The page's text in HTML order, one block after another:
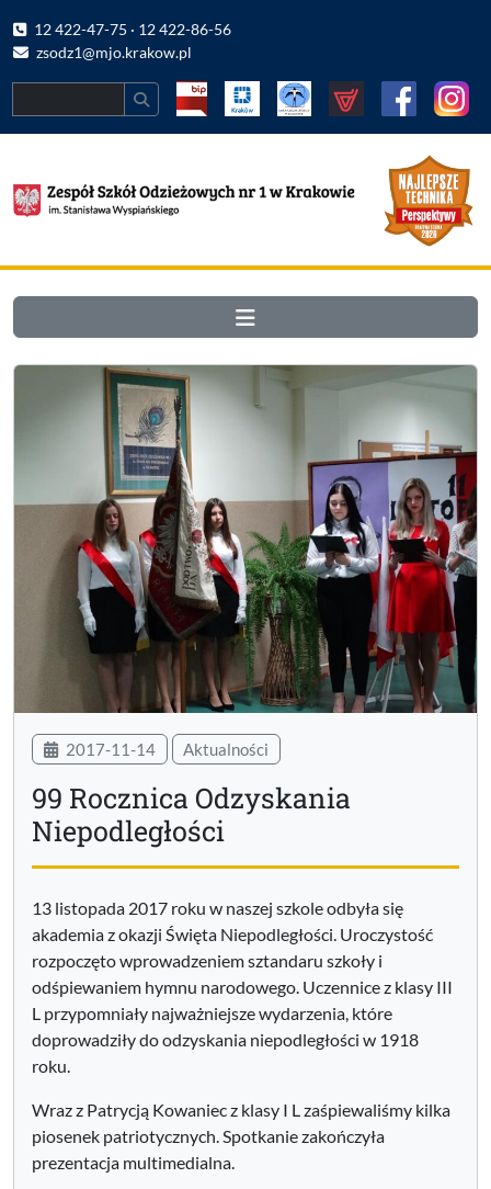
12 422-47-75 · 12 422-86-56
zsodz1@mjo.krakow.pl
2017-11-14 Aktualności
99 Rocznica Odzyskania
Niepodległości
13 listopada 2017 roku w naszej szkole odbyła się
akademia z okazji Święta Niepodległości. Uroczystość
rozpoczęto wprowadzeniem sztandaru szkoły i
odśpiewaniem hymnu narodowego. Uczennice z klasy III
L przypomniały najważniejsze wydarzenia, które
doprowadziły do odzyskania niepodległości w 1918
roku.
Wraz z Patrycją Kowaniec z klasy I L zaśpiewaliśmy kilka
piosenek patriotycznych. Spotkanie zakończyła
prezentacja multimedialna.